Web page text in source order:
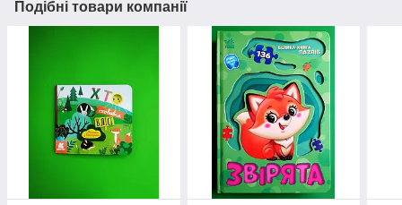
Подібні товари компанії